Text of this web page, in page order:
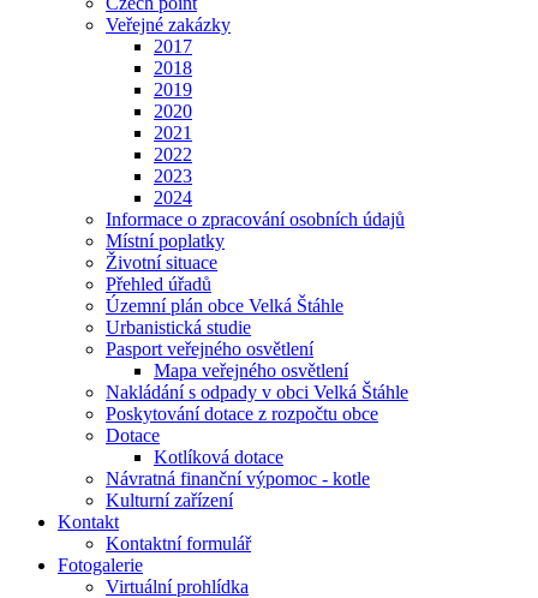
Veřejné zakázky
2017
2018
2019
2020
2021
2022
2023
2024
Informace o zpracování osobních údajů
Místní poplatky
Životní situace
Přehled úřadů
Územní plán obce Velká Štáhle
Urbanistická studie
Pasport veřejného osvětlení
Mapa veřejného osvětlení
Nakládání s odpady v obci Velká Štáhle
Poskytování dotace z rozpočtu obce
Dotace
Kotlíková dotace
Návratná finanční výpomoc - kotle
Kulturní zařízení
Kontakt
Kontaktní formulář
Fotogalerie
Virtuální prohlídka